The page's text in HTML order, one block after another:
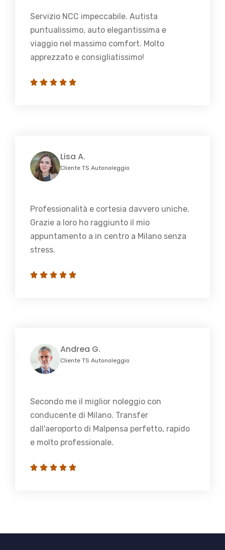
Servizio NCC impeccabile. Autista
puntualissimo, auto elegantissima e
viaggio nel massimo comfort. Molto
apprezzato e consigliatissimo!
Lisa A.
Cliente TS Autonoleggio
Professionalità e cortesia davvero uniche.
Grazie a loro ho raggiunto il mio
appuntamento a in centro a Milano senza
stress.
Andrea G.
Cliente TS Autonoleggio
Secondo me il miglior noleggio con
conducente di Milano. Transfer
dall'aeroporto di Malpensa perfetto, rapido
e molto professionale.